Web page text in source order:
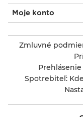
Moje konto
Zmluvné
Spotrebiteľ: